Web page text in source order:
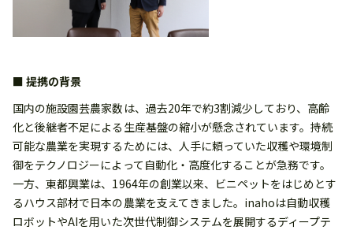
■ 提携の背景
国内の施設園芸農家数は、過去20年で約3割減少しており、高齢
化と後継者不足による生産基盤の縮小が懸念されています。持続
可能な農業を実現するためには、人手に頼っていた収穫や環境制
御をテクノロジーによって自動化・高度化することが急務です。
一方、東都興業は、1964年の創業以来、ビニペットをはじめとす
るハウス部材で日本の農業を支えてきました。inahoは自動収穫
ロボットやAIを用いた次世代制御システムを展開するディープテ